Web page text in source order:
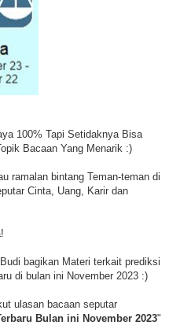
100% Tapi Setidaknya Bisa
Bacaan Yang Menarik :)
ramalan bintang Teman-teman di
Cinta, Uang, Karir dan
bagikan Materi terkait prediksi
di bulan ini November 2023 :)
ulasan bacaan seputar
Bulan ini November 2023"